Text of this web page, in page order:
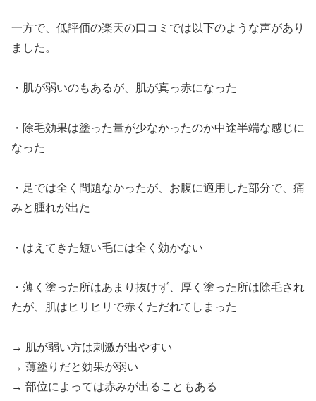
一方で、低評価の楽天の口コミでは以下のような声があり
ました。
・肌が弱いのもあるが、肌が真っ赤になった
・除毛効果は塗った量が少なかったのか中途半端な感じに
なった
・足では全く問題なかったが、お腹に適用した部分で、痛
みと腫れが出た
・はえてきた短い毛には全く効かない
・薄く塗った所はあまり抜けず、厚く塗った所は除毛され
たが、肌はヒリヒリで赤くただれてしまった
→ 肌が弱い方は刺激が出やすい
→ 薄塗りだと効果が弱い
→ 部位によっては赤みが出ることもある